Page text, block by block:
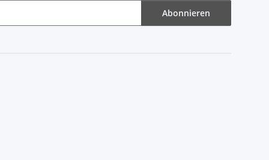
Abonnieren